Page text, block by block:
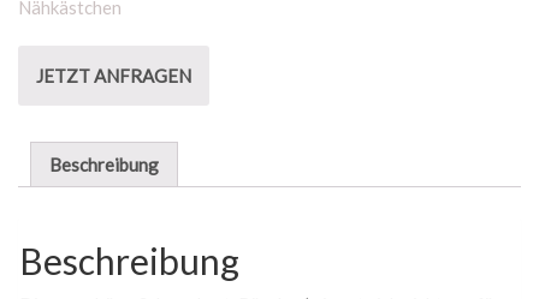
Nähkästchen
JETZT ANFRAGEN
Beschreibung
Beschreibung